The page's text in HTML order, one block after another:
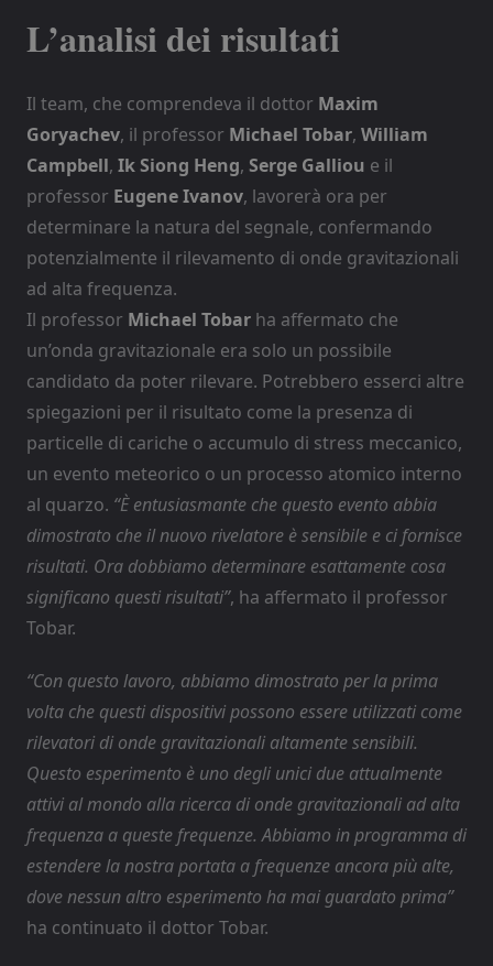
L’analisi dei risultati
Il team, che comprendeva il dottor Maxim
Goryachev, il professor Michael Tobar, William
Campbell, Ik Siong Heng, Serge Galliou e il
professor Eugene Ivanov, lavorerà ora per
determinare la natura del segnale, confermando
potenzialmente il rilevamento di onde gravitazionali
ad alta frequenza.
Il professor Michael Tobar ha affermato che
un’onda gravitazionale era solo un possibile
candidato da poter rilevare. Potrebbero esserci altre
spiegazioni per il risultato come la presenza di
particelle di cariche o accumulo di stress meccanico,
un evento meteorico o un processo atomico interno
al quarzo. “È entusiasmante che questo evento abbia
dimostrato che il nuovo rivelatore è sensibile e ci fornisce
risultati. Ora dobbiamo determinare esattamente cosa
significano questi risultati”, ha affermato il professor
Tobar.
“Con questo lavoro, abbiamo dimostrato per la prima
volta che questi dispositivi possono essere utilizzati come
rilevatori di onde gravitazionali altamente sensibili.
Questo esperimento è uno degli unici due attualmente
attivi al mondo alla ricerca di onde gravitazionali ad alta
frequenza a queste frequenze. Abbiamo in programma di
estendere la nostra portata a frequenze ancora più alte,
dove nessun altro esperimento ha mai guardato prima”
ha continuato il dottor Tobar.